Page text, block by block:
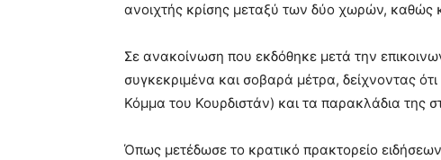
ανοιχτής κρίσης μεταξύ των δύο χωρών, καθώς
Σε ανακοίνωση που εκδόθηκε μετά την
συγκεκριμένα και σοβαρά μέτρα, δείχνοντας
Κόμμα του Κουρδιστάν) και τα παρακλάδια της
Όπως μετέδωσε το κρατικό πρακτορείο